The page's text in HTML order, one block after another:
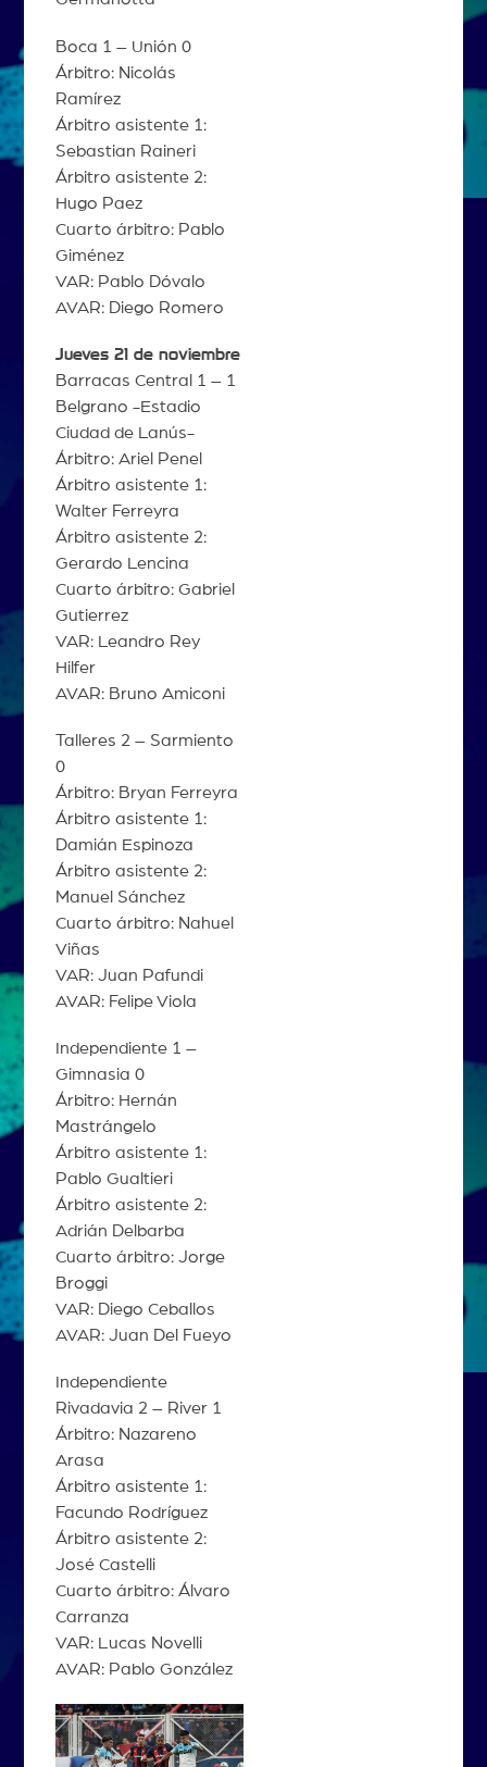
Boca 1 – Unión 0
Árbitro: Nicolás
Ramírez
Árbitro asistente 1:
Sebastian Raineri
Árbitro asistente 2:
Hugo Paez
Cuarto árbitro: Pablo
Giménez
VAR: Pablo Dóvalo
AVAR: Diego Romero
Jueves 21 de noviembre
Barracas Central 1 – 1
Belgrano -Estadio
Ciudad de Lanús-
Árbitro: Ariel Penel
Árbitro asistente 1:
Walter Ferreyra
Árbitro asistente 2:
Gerardo Lencina
Cuarto árbitro: Gabriel
Gutierrez
VAR: Leandro Rey
Hilfer
AVAR: Bruno Amiconi
Talleres 2 – Sarmiento
0
Árbitro: Bryan Ferreyra
Árbitro asistente 1:
Damián Espinoza
Árbitro asistente 2:
Manuel Sánchez
Cuarto árbitro: Nahuel
Viñas
VAR: Juan Pafundi
AVAR: Felipe Viola
Independiente 1 –
Gimnasia 0
Árbitro: Hernán
Mastrángelo
Árbitro asistente 1:
Pablo Gualtieri
Árbitro asistente 2:
Adrián Delbarba
Cuarto árbitro: Jorge
Broggi
VAR: Diego Ceballos
AVAR: Juan Del Fueyo
Independiente
Rivadavia 2 – River 1
Árbitro: Nazareno
Arasa
Árbitro asistente 1:
Facundo Rodríguez
Árbitro asistente 2:
José Castelli
Cuarto árbitro: Álvaro
Carranza
VAR: Lucas Novelli
AVAR: Pablo González